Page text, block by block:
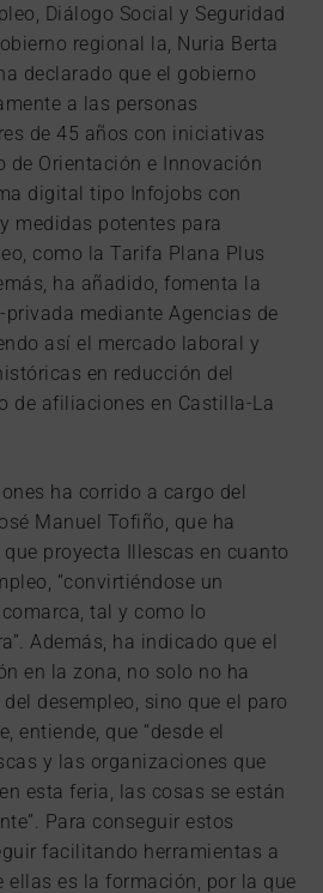
Diálogo Social y Seguridad
regional la, Nuria Berta
declarado que el gobierno
a las personas
de 45 años con iniciativas
de Orientación e Innovación
digital tipo Infojobs con
medidas potentes para
como la Tarifa Plana Plus
ha añadido, fomenta la
mediante Agencias de
así el mercado laboral y
en reducción del
de afiliaciones en Castilla-La
ha corrido a cargo del
Manuel Tofiño, que ha
proyecta Illescas en cuanto
“convirtiéndose un
tal y como lo
Además, ha indicado que el
en la zona, no solo no ha
desempleo, sino que el paro
entiende, que “desde el
y las organizaciones que
esta feria, las cosas se están
Para conseguir estos
facilitando herramientas a
ellas es la formación, por la que